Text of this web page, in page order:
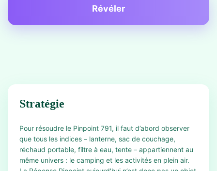
Révéler
Stratégie
Pour résoudre le Pinpoint 791, il faut d’abord observer
que tous les indices – lanterne, sac de couchage,
réchaud portable, filtre à eau, tente – appartiennent au
même univers : le camping et les activités en plein air.